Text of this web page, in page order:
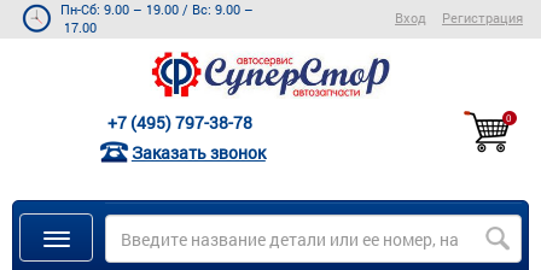
Пн-Сб: 9.00 – 19.00 / Вс: 9.00 –
17.00
Вход Регистрация
+7 (495) 797-38-78
Заказать звонок
0